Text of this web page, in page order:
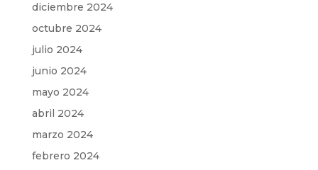
diciembre 2024
octubre 2024
julio 2024
junio 2024
mayo 2024
abril 2024
marzo 2024
febrero 2024